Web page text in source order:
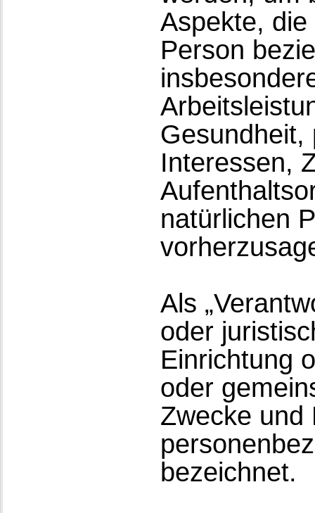
Aspekte,
Person
Gesundheit,
Interessen,
natürlichen
Als
oder
Einrichtung
oder
Zwecke und
bezeichnet.